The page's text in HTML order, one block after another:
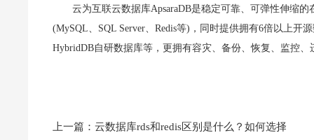
云为互联云数据库ApsaraDB是稳定可靠、可弹性伸缩
(MySQL、SQL Server、Redis等)，同时提供拥有6倍以上
HybridDB自研数据库等，更拥有容灾、备份、恢复、监控
上一篇： 云数据库rds和redis区别是什么？如何选择